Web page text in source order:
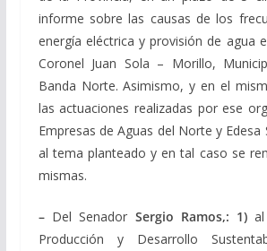
informe sobre las causas de los
energía eléctrica y provisión de agua
Coronel Juan Sola – Morillo,
Banda Norte. Asimismo, y en el
las actuaciones realizadas por ese
Empresas de Aguas del Norte y Edesa
al tema planteado y en tal caso se
mismas.
– Del Senador Sergio Ramos,: 1)
Producción y Desarrollo